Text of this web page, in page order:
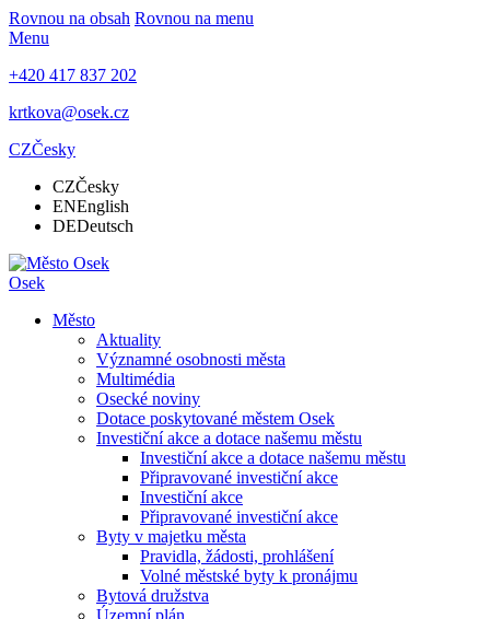
Rovnou na obsah Rovnou na menu
Menu
+420 417 837 202
krtkova@osek.cz
CZČesky
CZČesky
ENEnglish
DEDeutsch
Osek
Město
Aktuality
Významné osobnosti města
Multimédia
Osecké noviny
Dotace poskytované městem Osek
Investiční akce a dotace našemu městu
Investiční akce a dotace našemu městu
Připravované investiční akce
Investiční akce
Připravované investiční akce
Byty v majetku města
Pravidla, žádosti, prohlášení
Volné městské byty k pronájmu
Bytová družstva
Územní plán